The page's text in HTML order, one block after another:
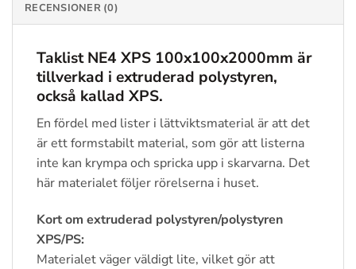
RECENSIONER (0)
Taklist NE4 XPS 100x100x2000mm är
tillverkad i extruderad polystyren,
också kallad XPS.
En fördel med lister i lättviktsmaterial är att det
är ett formstabilt material, som gör att listerna
inte kan krympa och spricka upp i skarvarna. Det
här materialet följer rörelserna i huset.
Kort om extruderad polystyren/polystyren
XPS/PS:
Materialet väger väldigt lite, vilket gör att